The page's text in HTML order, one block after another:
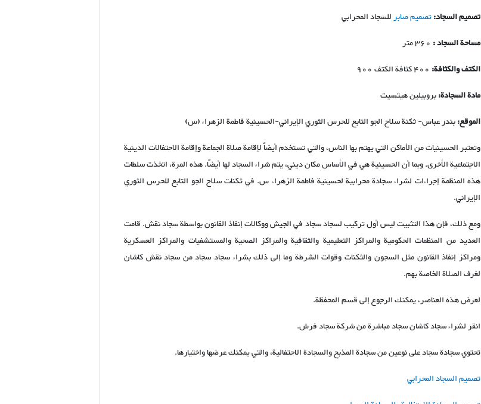
تصميم السجاد:تصميم صابرللسجاد المحرابي
مساحة السجاد :
الكتف والكثافة:
مادة السجادة:بروبيلين هيتسيت
الموقع:بندر عباس- ثكنة سلاح الجو التابع للحرس الثوري الإيراني-الحسينية فاطمة الزهراء (س)
وتعتبر الحسينيات من الأماكن التي يهتم بها الناس، والتي تستخدم أيضاً لإقامة صلاة الجماعة وإقامة الاحتفالات الدينية
الاجتماعية الأخرى. وبما أن الحسينية هي في الأساس مكان ديني، يتم شراء السجاد لها أيضًا. هذه المرة، اتخذت سلطات
هذه المنظمة إجراءات لشراء سجادة محرابية لحسينية فاطمة الزهراء س. في ثكنات سلاح الجو التابع للحرس الثوري
الإيراني.
ومع ذلك، فإن هذا التثبيت ليس أول تركيب لسجاد سجاد في الجيش ووكالات إنفاذ القانون بواسطة سجاد نقش. قامت
العديد من المنظمات الحكومية والمراكز التعليمية والثقافية والمراكز الصحية والمستشفيات والمراكز العسكرية
ومراكز إنفاذ القانون مثل السجون والثكنات وقوات الشرطة وما إلى ذلك بشراء سجاد سجاد من سجاد نقش كاشان
لغرف الصلاة الخاصة بهم.
لعرض هذه العناصر، يمكنك الرجوع إلى قسم المحفظة.
انقر لشراء سجاد كاشان سجاد مباشرة من شركة سجاد فرش.
تحتوي سجادة سجاد على نوعين من سجادة المذبح والسجادة الاحتفالية، والتي يمكنك عرضها واختيارها.
تصميم السجاد المحرابي